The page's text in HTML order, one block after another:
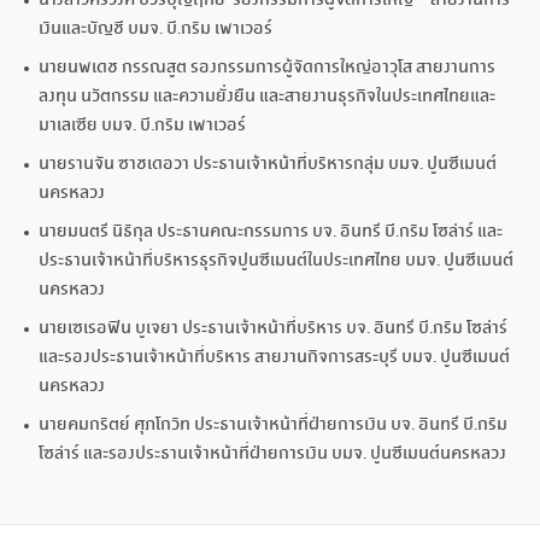
เงินและบัญชี บมจ. บี.กริม เพาเวอร์
นายนพเดช กรรณสูต รองกรรมการผู้จัดการใหญ่อาวุโส สายงานการ
ลงทุน นวัตกรรม และความยั่งยืน และสายงานธุรกิจในประเทศไทยและ
มาเลเซีย บมจ. บี.กริม เพาเวอร์
นายรานจัน ซาชเดอวา ประธานเจ้าหน้าที่บริหารกลุ่ม บมจ. ปูนซีเมนต์
นครหลวง
นายมนตรี นิธิกุล ประธานคณะกรรมการ บจ. อินทรี บี.กริม โซล่าร์ และ
ประธานเจ้าหน้าที่บริหารธุรกิจปูนซีเมนต์ในประเทศไทย บมจ. ปูนซีเมนต์
นครหลวง
นายเซเรอฟิน บูเจยา ประธานเจ้าหน้าที่บริหาร บจ. อินทรี บี.กริม โซล่าร์
และรองประธานเจ้าหน้าที่บริหาร สายงานกิจการสระบุรี บมจ. ปูนซีเมนต์
นครหลวง
นายคมกริตย์ ศุภโกวิท ประธานเจ้าหน้าที่ฝ่ายการเงิน บจ. อินทรี บี.กริม
โซล่าร์ และรองประธานเจ้าหน้าที่ฝ่ายการเงิน บมจ. ปูนซีเมนต์นครหลวง